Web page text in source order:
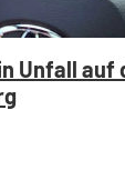
Unfall auf